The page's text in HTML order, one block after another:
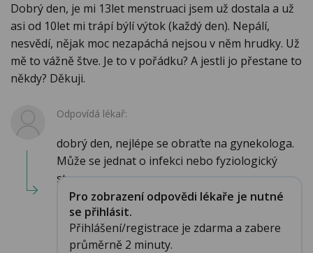
Dobrý den, je mi 13let menstruaci jsem už dostala a už
asi od 10let mi trápí býlí výtok (každý den). Nepálí,
nesvědí, nějak moc nezapáchá nejsou v něm hrudky. Už
mě to vážně štve. Je to v pořádku? A jestli jo přestane to
někdy? Děkuji.
Odpovídá lékař:
dobrý den, nejlépe se obraťte na gynekologa.
Může se jednat o infekci nebo fyziologický
stav....
Pro zobrazení odpovědi lékaře je nutné
se přihlásit.
Přihlášení/registrace je zdarma a zabere
průměrně 2 minuty.